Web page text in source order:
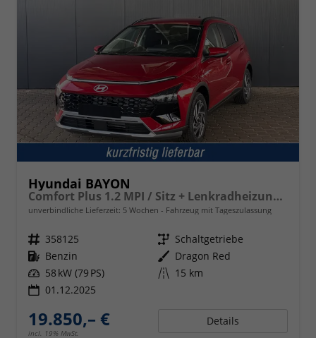
Hyundai BAYON
Comfort Plus 1.2 MPI / Sitz + Lenkradheizung PDC V&H Kamera LED Tempomat Keyless Alu 16"
unverbindliche Lieferzeit: 5 Wochen Fahrzeug mit Tageszulassung
Fahrzeugnr. 358125 Getriebe Schaltgetriebe
Kraftstoff Benzin Außenfarbe Dragon Red
Leistung 58 kW (79 PS) Kilometerstand 15 km
01.12.2025
19.850,– €
incl. 19% MwSt.
Details